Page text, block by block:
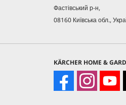
Фастівський р-н,
08160 Київська обл.,
KÄRCHER HOME &